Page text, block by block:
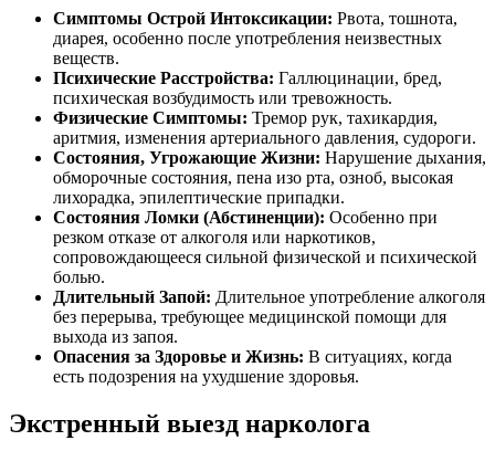
Симптомы Острой Интоксикации: Рвота, тошнота,
диарея, особенно после употребления неизвестных
веществ.
Психические Расстройства: Галлюцинации, бред,
психическая возбудимость или тревожность.
Физические Симптомы: Тремор рук, тахикардия,
аритмия, изменения артериального давления, судороги.
Состояния, Угрожающие Жизни: Нарушение дыхания,
обморочные состояния, пена изо рта, озноб, высокая
лихорадка, эпилептические припадки.
Состояния Ломки (Абстиненции): Особенно при
резком отказе от алкоголя или наркотиков,
сопровождающееся сильной физической и психической
болью.
Длительный Запой: Длительное употребление алкоголя
без перерыва, требующее медицинской помощи для
выхода из запоя.
Опасения за Здоровье и Жизнь: В ситуациях, когда
есть подозрения на ухудшение здоровья.
Экстренный выезд нарколога